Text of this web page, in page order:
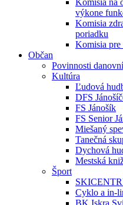
Komisia na
výkone
Komisia
poriadku
Komisia pre
Občan
Povinnosti
Kultúra
Ľudová
DFS
FS Jánošík
FS Senior
Miešaný
Tanečná
Dychová
Mestská
Šport
Cyklo a in-
BK Iskra